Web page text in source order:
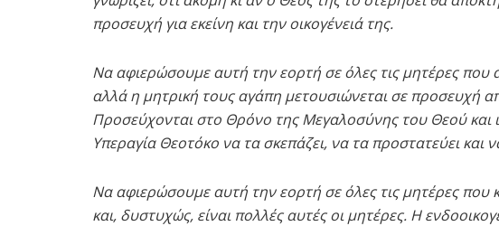
προσευχή για εκείνη και την οικογένειά της.
Να αφιερώσουμε αυτή την εορτή σε όλες τις μητέρες
αλλά η μητρική τους αγάπη μετουσιώνεται σε προσευχή
Προσεύχονται στο Θρόνο της Μεγαλοσύνης του Θεού και
Υπεραγία Θεοτόκο να τα σκεπάζει, να τα προστατεύει και
Να αφιερώσουμε αυτή την εορτή σε όλες τις μητέρες που
και, δυστυχώς, είναι πολλές αυτές οι μητέρες. Η